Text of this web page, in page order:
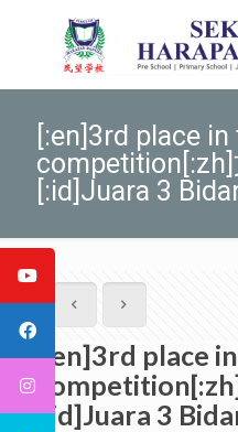
[:en]3rd place
[:id]Juara 3
[:en]3rd place
[:id]Juara 3